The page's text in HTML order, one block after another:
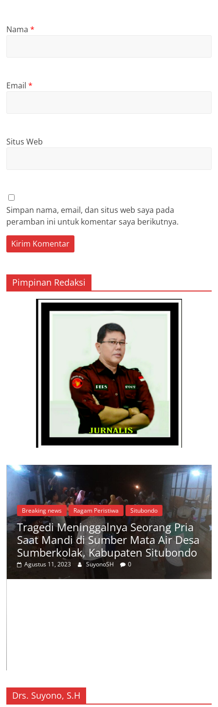
Nama*
Email*
Situs Web
Simpan nama, email, dan situs web saya pada
peramban ini untuk komentar saya berikutnya.
Pimpinan Redaksi
Breaking news Ragam Peristiwa Situbondo
Tragedi Meninggalnya Seorang Pria
Saat Mandi di Sumber Mata Air Desa
Sumberkolak, Kabupaten Situbondo
Agustus 11, 2023 SuyonoSH 0
Drs. Suyono, S.H